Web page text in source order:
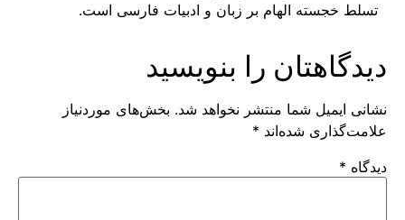
تسلط خجسته الهام بر زبان و ادبیات فارسی است.
دیدگاهتان را بنویسید
نشانی ایمیل شما منتشر نخواهد شد. بخش‌های موردنیاز
علامت‌گذاری شده‌اند *
دیدگاه *